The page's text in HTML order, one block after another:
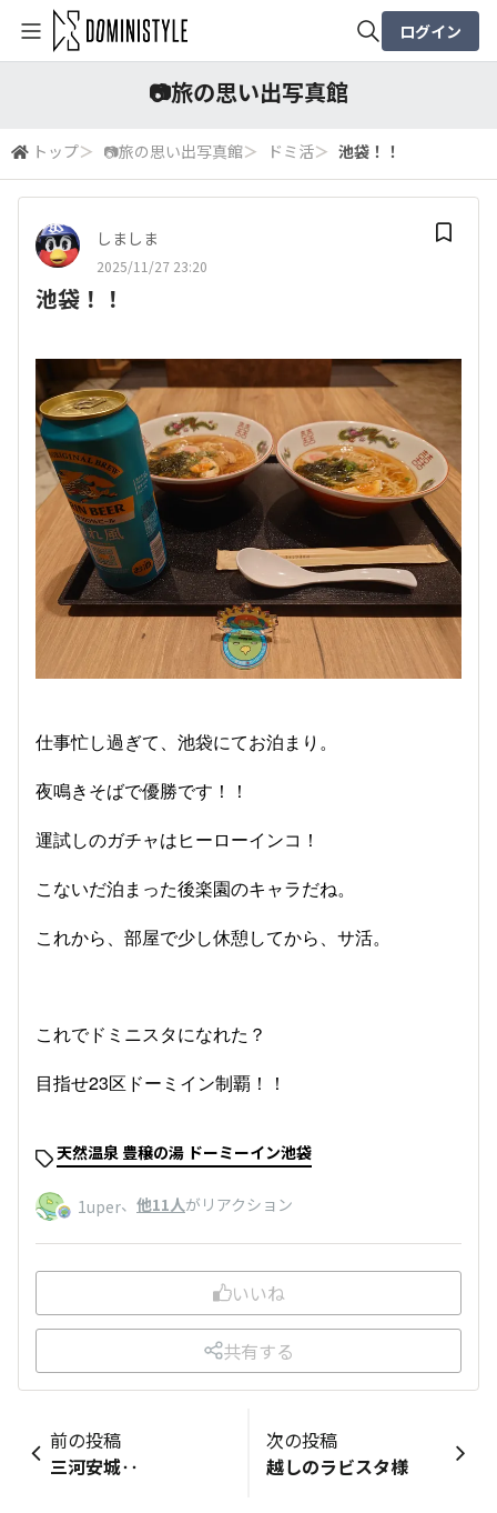
ログイン
📷️旅の思い出写真館
トップ＞ 📷️旅の思い出写真館＞ ドミ活＞ 池袋！！
しましま
2025/11/27 23:20
池袋！！
仕事忙し過ぎて、池袋にてお泊まり。
夜鳴きそばで優勝です！！
運試しのガチャはヒーローインコ！
こないだ泊まった後楽園のキャラだね。
これから、部屋で少し休憩してから、サ活。
これでドミニスタになれた？
目指せ23区ドーミイン制覇！！
天然温泉 豊穣の湯 ドーミーイン池袋
1uper、 他11人がリアクション
いいね
共有する
前の投稿
三河安城‥
次の投稿
越しのラビスタ様